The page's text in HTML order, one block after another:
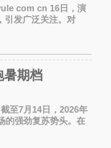
com cn 16日，演
引发广泛关注。对
交平台发文回应，
。 于正透露，以前
暑期档
至7月14日，2026年
的强劲复苏势头。在